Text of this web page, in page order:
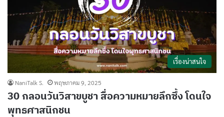
เรื่องน่าสนใจ
NaniTalk S. พฤษภาคม 9, 2025
30 กลอนวันวิสาขบูชา สื่อความหมายลึกซึ้ง โดนใจ
พุทธศาสนิกชน